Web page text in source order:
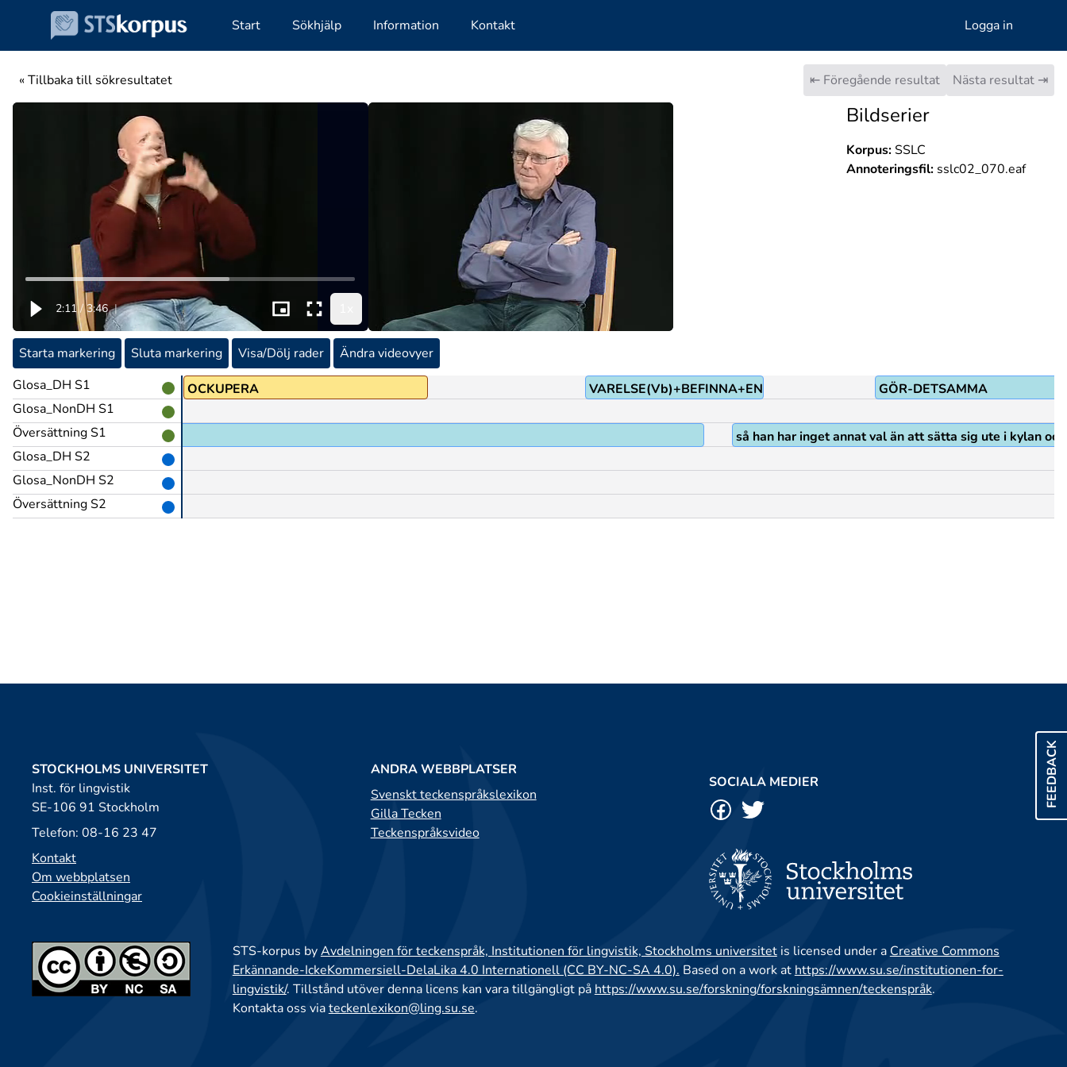
Start Sökhjälp Information Kontakt Logga in
« Tillbaka till sökresultatet ⇤ Föregående resultat Nästa resultat ⇥
2:11 / 3:46 |
Bildserier
Korpus:SSLC
Annoteringsfil:sslc02_070.eaf
Starta markering Sluta markering Visa/Dölj rader
Ändra videovyer
Glosa_DH S1
Glosa_NonDH S1
Översättning S1
Glosa_DH S2
Glosa_NonDH S2
Översättning S2
OCKUPERA VARELSE(Vb)+BEFINNA+ENTITET(J)@p GÖR-DETSAMMA
så han har inget annat val än att sätta sig ute i kylan
FEEDBACK
STOCKHOLMS UNIVERSITET
Inst. för lingvistik
SE-106 91 Stockholm
Telefon: 08-16 23 47
Kontakt
Om webbplatsen
Cookieinställningar
ANDRA WEBBPLATSER
Svenskt teckenspråkslexikon
Gilla Tecken
Teckenspråksvideo
SOCIALA MEDIER
STS-korpus byAvdelningen för teckenspråk, Institutionen för lingvistik, Stockholms universitetis licensed under a Creative Commons
Erkännande-IckeKommersiell-DelaLika 4.0 Internationell (CC BY-NC-SA 4.0). Based on a work at https://www.su.se/institutionen-for-
lingvistik/. Tillstånd utöver denna licens kan vara tillgängligt på https://www.su.se/forskning/forskningsämnen/teckenspråk.
Kontakta oss viateckenlexikon@ling.su.se.